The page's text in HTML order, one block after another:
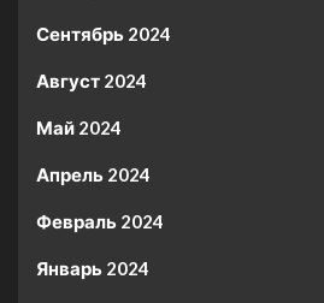
Сентябрь 2024
Август 2024
Май 2024
Апрель 2024
Февраль 2024
Январь 2024